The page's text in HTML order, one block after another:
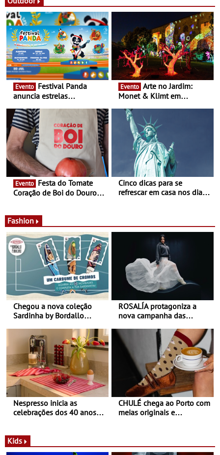
16 de agosto
Evento
anuncia estrelas
- Entre Junho e Julho pelo
país
Evento
Monet & Klimt em
ao final de Setembro -
Experiência luminosa no
jardim do Museu de
Alberto Sampaio
Evento
Coração de Boi do Douro -
Cinco dicas para se
refrescar em casa nos dias
Fashion
Chegou a nova coleção
Sardinha by Bordallo
ROSALÍA protagoniza a
nova campanha das
Balance
Nespresso inicia as
celebrações dos 40 anos
Novas - Edição limitada
Nespresso x Torres Novas
CHULÉ chega ao Porto com
meias originais e
Shopping
Kids